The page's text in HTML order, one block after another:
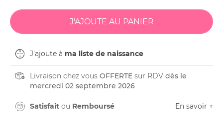
J'ajoute à ma liste de naissance
Livraison chez vous OFFERTE sur RDV dès le
mercredi 02 septembre 2026
Satisfait ou Remboursé En savoir +